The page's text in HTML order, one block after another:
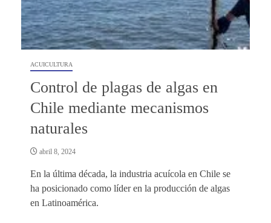
ACUICULTURA
Control de plagas de algas en
Chile mediante mecanismos
naturales
abril 8, 2024
En la última década, la industria acuícola en Chile se
ha posicionado como líder en la producción de algas
en Latinoamérica.